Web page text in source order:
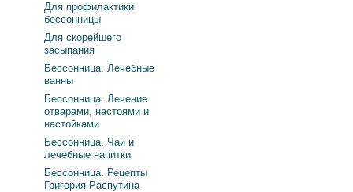
Для профилактики
бессонницы
Для скорейшего
засыпания
Бессонница. Лечебные
ванны
Бессонница. Лечение
отварами, настоями и
настойками
Бессонница. Чаи и
лечебные напитки
Бессонница. Рецепты
Григория Распутина